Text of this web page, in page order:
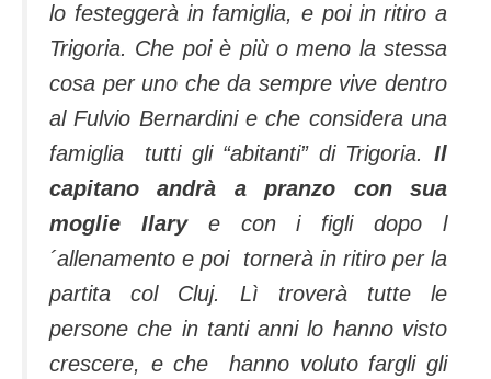
lo festeggerà in famiglia, e poi in ritiro a
Trigoria. Che poi è più o meno la stessa
cosa per uno che da sempre vive dentro
al Fulvio Bernardini e che considera una
famiglia tutti gli “abitanti” di Trigoria. Il
capitano andrà a pranzo con sua
moglie Ilarye con i figli dopo l
´allenamento e poi tornerà in ritiro per la
partita col Cluj. Lì troverà tutte le
persone che in tanti anni lo hanno visto
crescere, e che hanno voluto fargli gli